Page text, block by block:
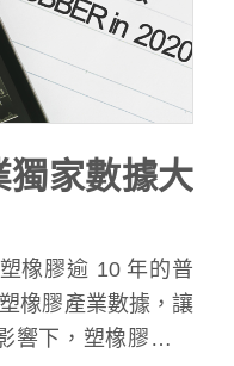
獨家數據大
橡膠逾 10 年的普
橡膠產業數據，讓
響下，塑橡膠數據